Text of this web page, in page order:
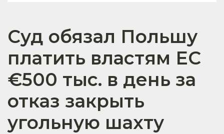
Суд обязал Польшу
платить властям ЕС
€500 тыс. в день за
отказ закрыть
угольную шахту